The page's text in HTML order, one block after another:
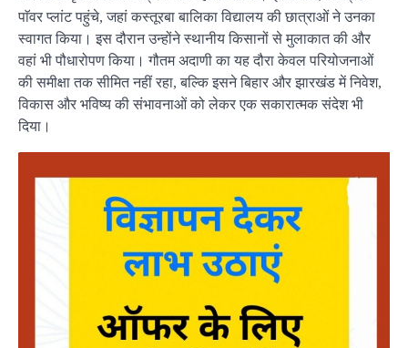
पाॅवर प्लांट पहुंचे, जहां कस्तूरबा बालिका विद्यालय की छात्राओं ने उनका
स्वागत किया। इस दौरान उन्होंने स्थानीय किसानों से मुलाकात की और
वहां भी पौधारोपण किया। गौतम अदाणी का यह दौरा केवल परियोजनाओं
की समीक्षा तक सीमित नहीं रहा, बल्कि इसने बिहार और झारखंड में निवेश,
विकास और भविष्य की संभावनाओं को लेकर एक सकारात्मक संदेश भी
दिया।